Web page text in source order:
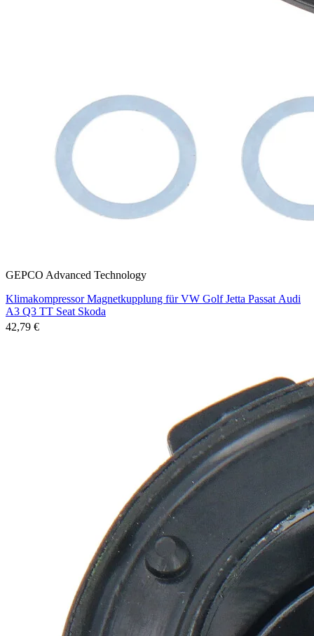
GEPCO Advanced Technology
Klimakompressor Magnetkupplung für VW Golf Jetta Passat Audi
A3 Q3 TT Seat Skoda
42,79 €